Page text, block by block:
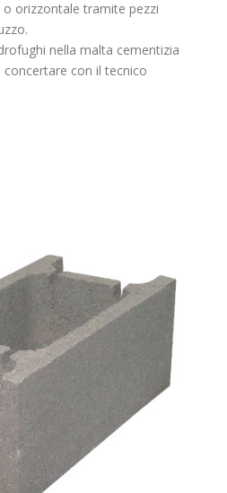
orizzontale tramite pezzi
nella malta cementizia
con il tecnico